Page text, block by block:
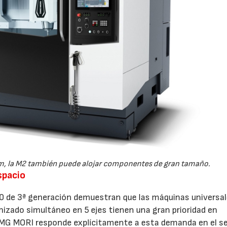
la M2 también puede alojar componentes de gran tamaño.
de 3ª generación demuestran que las máquinas
simultáneo en 5 ejes tienen una gran prioridad en
MORI responde explícitamente a esta demanda en el